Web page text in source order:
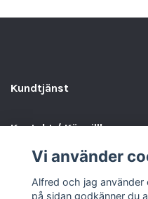
Kundtjänst
Kontakt / Köpvillkor
Vi använder
Alfred och jag
på sidan godkänner du